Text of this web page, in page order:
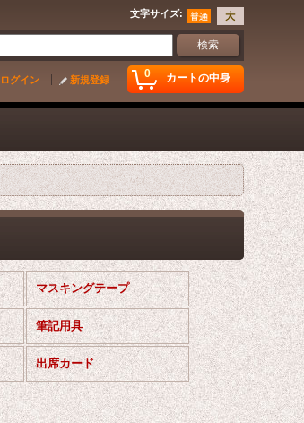
文字サイズ:
0 カートの中身
ログイン 新規登録
マスキングテープ
筆記用具
出席カード